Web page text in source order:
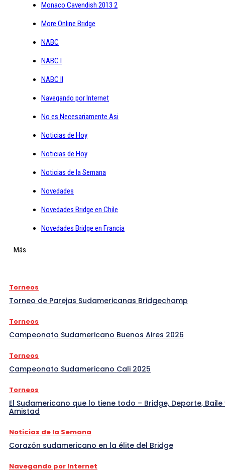
Monaco Cavendish 2013 2
More Online Bridge
NABC
NABC I
NABC II
Navegando por Internet
No es Necesariamente Asi
Noticias de Hoy
Noticias de Hoy
Noticias de la Semana
Novedades
Novedades Bridge en Chile
Novedades Bridge en Francia
Más
Torneos
Torneo de Parejas Sudamericanas Bridgechamp
Torneos
Campeonato Sudamericano Buenos Aires 2026
Torneos
Campeonato Sudamericano Cali 2025
Torneos
El Sudamericano que lo tiene todo – Bridge, Deporte, Baile
Amistad
Noticias de la Semana
Corazón sudamericano en la élite del Bridge
Navegando por Internet